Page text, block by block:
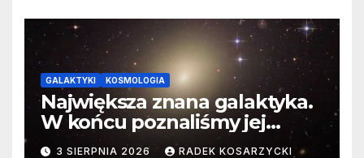
GALAKTYKI KOSMOLOGIA
Największa znana galaktyka.
W końcu poznaliśmy jej
faktyczne wymiary
3 SIERPNIA 2026 RADEK KOSARZYCKI